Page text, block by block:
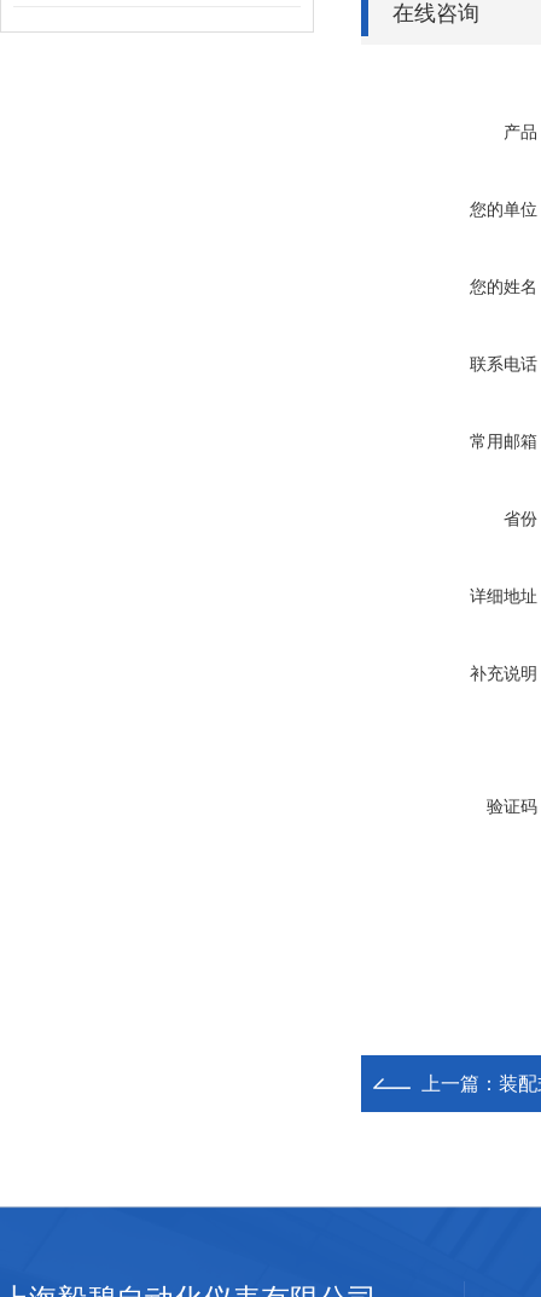
在线咨询
产品
您的单位
您的姓名
联系电话
常用邮箱
省份
详细地址
补充说明
验证码
上一篇： 装